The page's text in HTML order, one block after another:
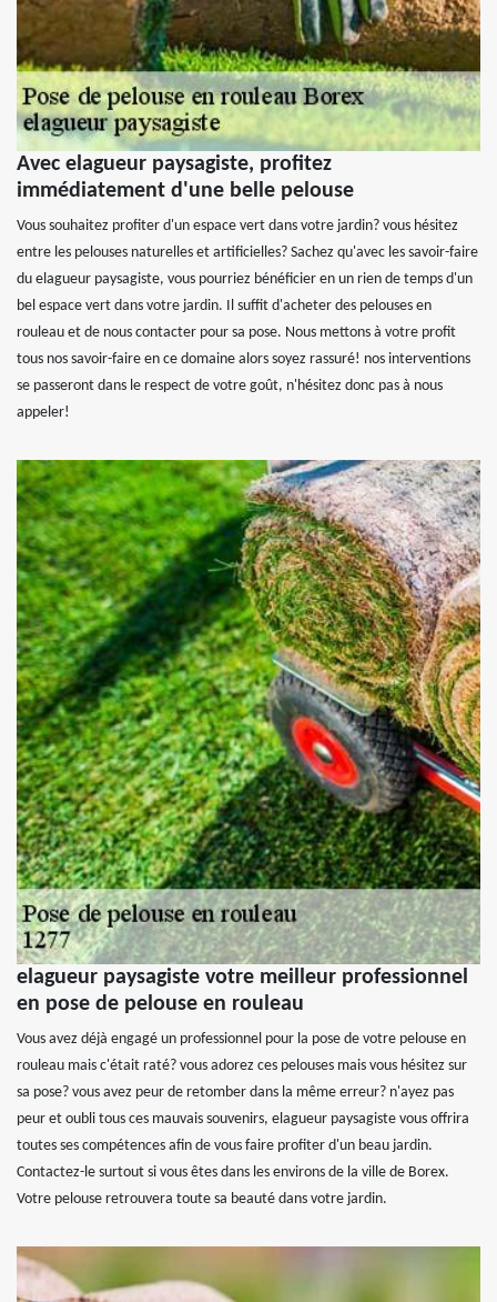
Avec elagueur paysagiste, profitez
immédiatement d'une belle pelouse
Vous souhaitez profiter d'un espace vert dans votre jardin? vous hésitez
entre les pelouses naturelles et artificielles? Sachez qu'avec les savoir-faire
du elagueur paysagiste, vous pourriez bénéficier en un rien de temps d'un
bel espace vert dans votre jardin. Il suffit d'acheter des pelouses en
rouleau et de nous contacter pour sa pose. Nous mettons à votre profit
tous nos savoir-faire en ce domaine alors soyez rassuré! nos interventions
se passeront dans le respect de votre goût, n'hésitez donc pas à nous
appeler!
elagueur paysagiste votre meilleur professionnel
en pose de pelouse en rouleau
Vous avez déjà engagé un professionnel pour la pose de votre pelouse en
rouleau mais c'était raté? vous adorez ces pelouses mais vous hésitez sur
sa pose? vous avez peur de retomber dans la même erreur? n'ayez pas
peur et oubli tous ces mauvais souvenirs, elagueur paysagiste vous offrira
toutes ses compétences afin de vous faire profiter d'un beau jardin.
Contactez-le surtout si vous êtes dans les environs de la ville de Borex.
Votre pelouse retrouvera toute sa beauté dans votre jardin.